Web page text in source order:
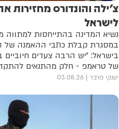
צ׳ילה והונדורס מחזירות
לישראל
נשיא המדינה בהתייחסות
במסגרת קבלת כתבי ההאמנה של
בישראל: ״יש הרבה צעדים
של טראמפ - חלק מהתנאים
שחמאס יפורק מנשקו״
יענקי פרבר 03.08.26